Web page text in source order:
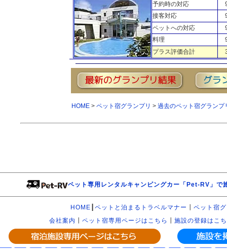
予約時の対応
接客対応
ペットへの対応
料理
プラス評価合計
HOME > ペット宿グランプリ > 過去のペット宿グランプ
ペット専用レンタルキャンピングカー「Pet-RV」で
HOME ペットと泊まるトラベルマナー
ペット宿
会社案内
ペット宿専用ページはこちら 施設の登録はこ